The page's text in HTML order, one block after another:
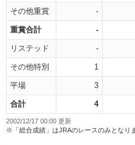
その他重賞
-
重賞合計 -
リステッド -
その他特別 1
平場 3
合計 4
2002/12/17 00:00 更新
※「総合成績」はJRAのレースのみとなり